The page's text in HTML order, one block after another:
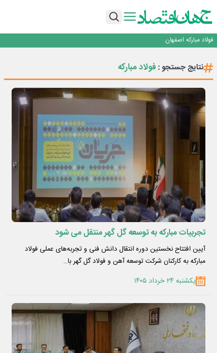
تداوم صعود مس در بازارهای جهانی؛ قیمت فلز سرخ از ۱۴هزار دلار در هر تن عبور کرد
فولاد مبارکه اصفهان
تجدیدپذیر با حضور استاندار اصفهان
گفتگو با کاوه معلمی، مدیر حسابداری مدیریت فولادسنگان
تداوم صعود مس در بازارهای جهانی؛ قیمت فلز سرخ از ۱۴هزار دلار در هر تن عبور کرد
نتایج جستجو :فولاد مبارکه
تجربیات مبارکه به توسعه گل گهر منتقل می شود
آیین افتتاح نخستین دوره انتقال دانش فنی و تجربه‌های عملی فولاد
مبارکه به کارکنان شرکت توسعه آهن و فولاد گل‌ گهر با…
یکشنبه ۲۴ خرداد ۱۴۰۵